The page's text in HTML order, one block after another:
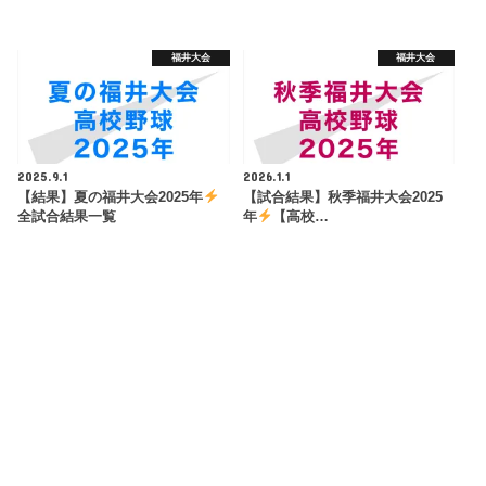
福井大会
2025.9.1
【結果】夏の福井大会2025年
全試合結果一覧
福井大会
2026.1.1
【試合結果】秋季福井大会2025
年
【高校…